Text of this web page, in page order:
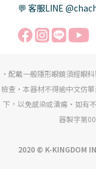
💬 客服LINE
・配戴一般隱形眼鏡須經眼
檢查・本器材不得逾中文仿
下，以免感染或潰瘍・如有
器製字第
2020 © K-KINGDOM